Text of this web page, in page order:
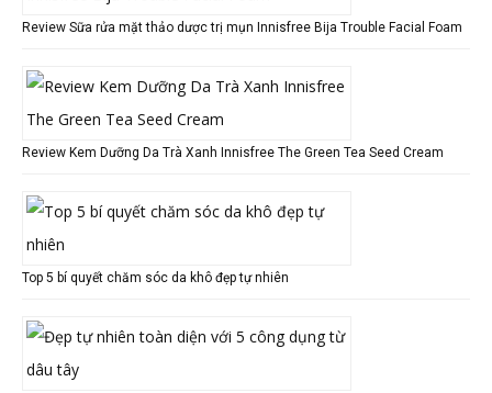
Review Sữa rửa mặt thảo dược trị mụn Innisfree Bija Trouble Facial Foam
Review Kem Dưỡng Da Trà Xanh Innisfree The Green Tea Seed Cream
Top 5 bí quyết chăm sóc da khô đẹp tự nhiên